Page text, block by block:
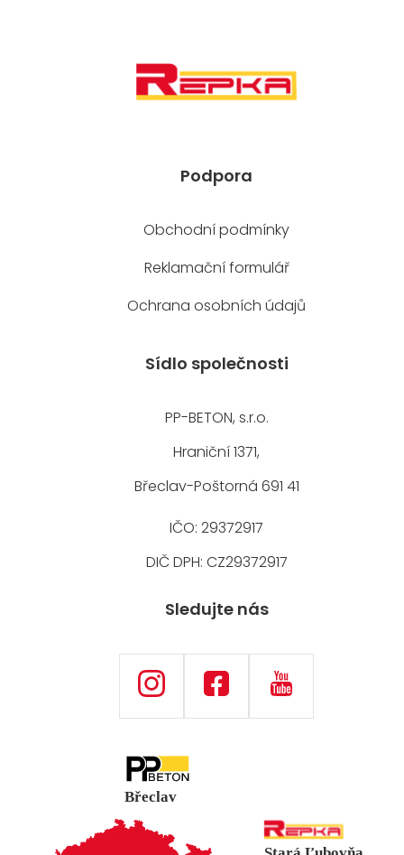
Podpora
Obchodní podmínky
Reklamační formulář
Ochrana osobních údajů
Sídlo společnosti
PP-BETON, s.r.o.
Hraniční 1371,
Břeclav-Poštorná 691 41
IČO: 29372917
DIČ DPH: CZ29372917
Sledujte nás
Břeclav